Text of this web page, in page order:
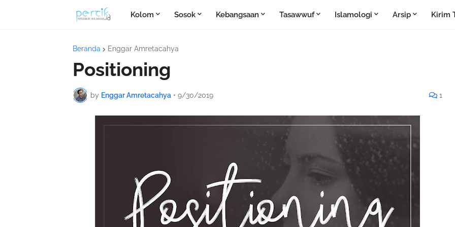
Kolom Sosok Kebangsaan Tasawwuf Islamologi Arsip Kirim
Beranda Enggar Amretacahya
Positioning
by Enggar Amretacahya • 9/30/2019 1